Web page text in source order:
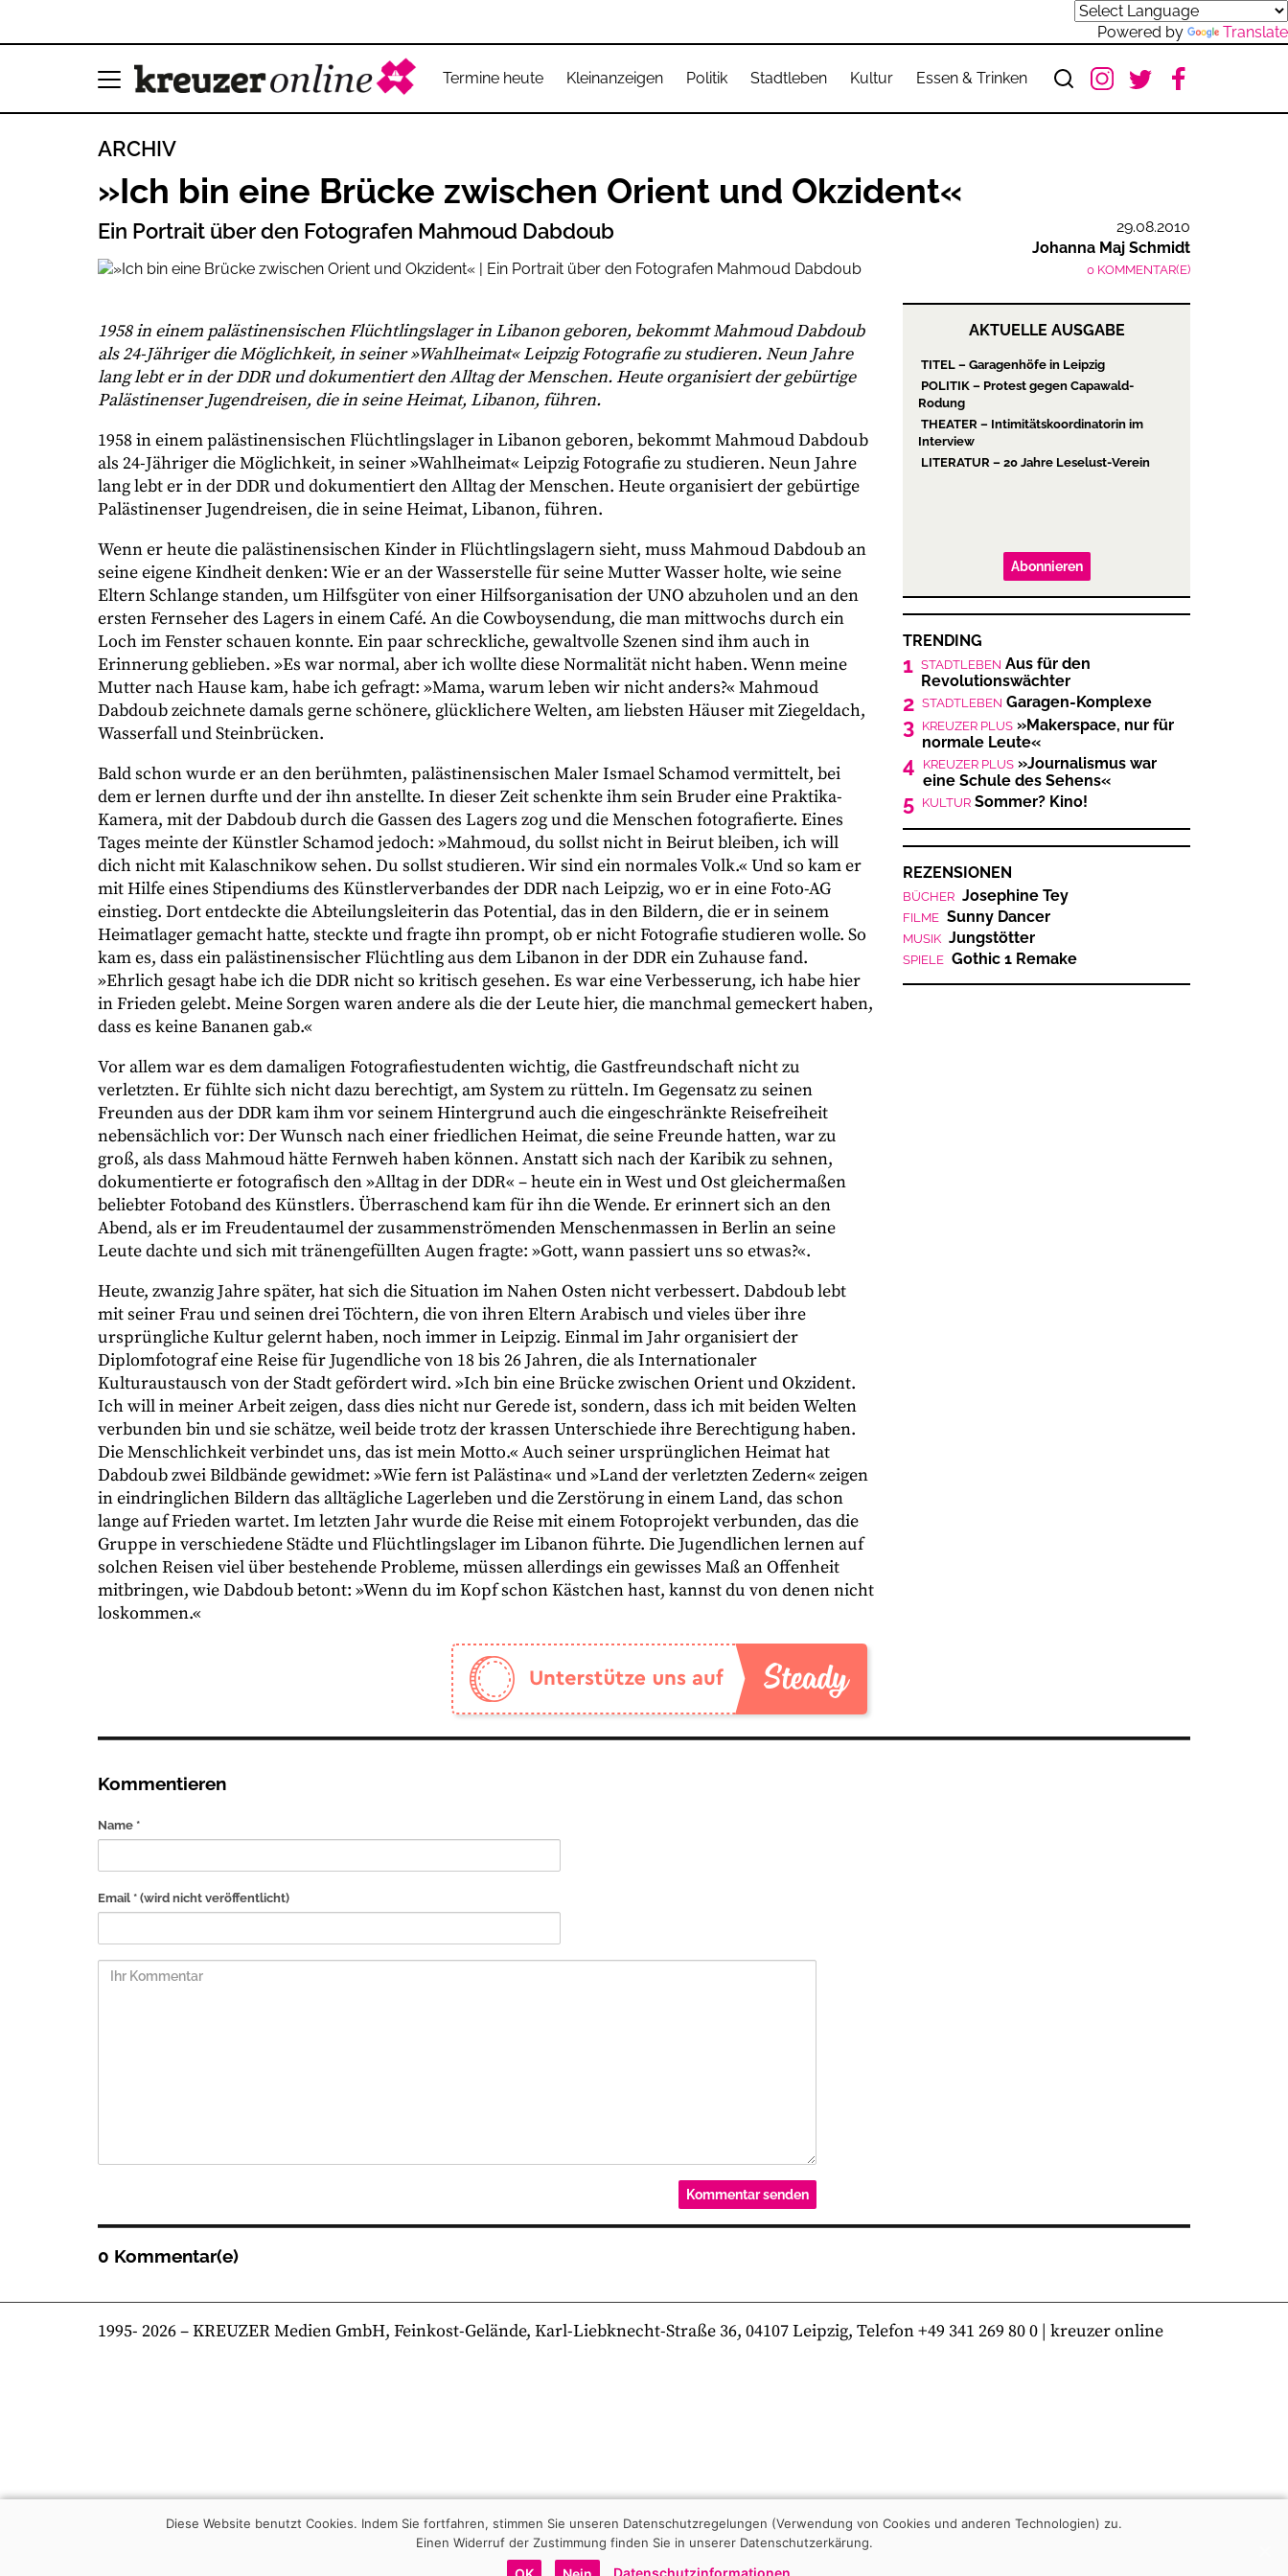
Powered by Translate
Termine heute Kleinanzeigen Politik Stadtleben Kultur Essen & Trinken
ARCHIV
»Ich bin eine Brücke zwischen Orient und Okzident«
Ein Portrait über den Fotografen Mahmoud Dabdoub
29.08.2010
Johanna Maj Schmidt
0 KOMMENTAR(E)
1958 in einem palästinensischen Flüchtlingslager in Libanon geboren, bekommt Mahmoud Dabdoub
als 24-Jähriger die Möglichkeit, in seiner »Wahlheimat« Leipzig Fotografie zu studieren. Neun Jahre
lang lebt er in der DDR und dokumentiert den Alltag der Menschen. Heute organisiert der gebürtige
Palästinenser Jugendreisen, die in seine Heimat, Libanon, führen.
1958 in einem palästinensischen Flüchtlingslager in Libanon geboren, bekommt Mahmoud Dabdoub
als 24-Jähriger die Möglichkeit, in seiner »Wahlheimat« Leipzig Fotografie zu studieren. Neun Jahre
lang lebt er in der DDR und dokumentiert den Alltag der Menschen. Heute organisiert der gebürtige
Palästinenser Jugendreisen, die in seine Heimat, Libanon, führen.
Wenn er heute die palästinensischen Kinder in Flüchtlingslagern sieht, muss Mahmoud Dabdoub an
seine eigene Kindheit denken: Wie er an der Wasserstelle für seine Mutter Wasser holte, wie seine
Eltern Schlange standen, um Hilfsgüter von einer Hilfsorganisation der UNO abzuholen und an den
ersten Fernseher des Lagers in einem Café. An die Cowboysendung, die man mittwochs durch ein
Loch im Fenster schauen konnte. Ein paar schreckliche, gewaltvolle Szenen sind ihm auch in
Erinnerung geblieben. »Es war normal, aber ich wollte diese Normalität nicht haben. Wenn meine
Mutter nach Hause kam, habe ich gefragt: »Mama, warum leben wir nicht anders?« Mahmoud
Dabdoub zeichnete damals gerne schönere, glücklichere Welten, am liebsten Häuser mit Ziegeldach,
Wasserfall und Steinbrücken.
Bald schon wurde er an den berühmten, palästinensischen Maler Ismael Schamod vermittelt, bei
dem er lernen durfte und der ihn anstellte. In dieser Zeit schenkte ihm sein Bruder eine Praktika-
Kamera, mit der Dabdoub durch die Gassen des Lagers zog und die Menschen fotografierte. Eines
Tages meinte der Künstler Schamod jedoch: »Mahmoud, du sollst nicht in Beirut bleiben, ich will
dich nicht mit Kalaschnikow sehen. Du sollst studieren. Wir sind ein normales Volk.« Und so kam er
mit Hilfe eines Stipendiums des Künstlerverbandes der DDR nach Leipzig, wo er in eine Foto-AG
einstieg. Dort entdeckte die Abteilungsleiterin das Potential, das in den Bildern, die er in seinem
Heimatlager gemacht hatte, steckte und fragte ihn prompt, ob er nicht Fotografie studieren wolle. So
kam es, dass ein palästinensischer Flüchtling aus dem Libanon in der DDR ein Zuhause fand.
»Ehrlich gesagt habe ich die DDR nicht so kritisch gesehen. Es war eine Verbesserung, ich habe hier
in Frieden gelebt. Meine Sorgen waren andere als die der Leute hier, die manchmal gemeckert haben,
dass es keine Bananen gab.«
Vor allem war es dem damaligen Fotografiestudenten wichtig, die Gastfreundschaft nicht zu
verletzten. Er fühlte sich nicht dazu berechtigt, am System zu rütteln. Im Gegensatz zu seinen
Freunden aus der DDR kam ihm vor seinem Hintergrund auch die eingeschränkte Reisefreiheit
nebensächlich vor: Der Wunsch nach einer friedlichen Heimat, die seine Freunde hatten, war zu
groß, als dass Mahmoud hätte Fernweh haben können. Anstatt sich nach der Karibik zu sehnen,
dokumentierte er fotografisch den »Alltag in der DDR« – heute ein in West und Ost gleichermaßen
beliebter Fotoband des Künstlers. Überraschend kam für ihn die Wende. Er erinnert sich an den
Abend, als er im Freudentaumel der zusammenströmenden Menschenmassen in Berlin an seine
Leute dachte und sich mit tränengefüllten Augen fragte: »Gott, wann passiert uns so etwas?«.
Heute, zwanzig Jahre später, hat sich die Situation im Nahen Osten nicht verbessert. Dabdoub lebt
mit seiner Frau und seinen drei Töchtern, die von ihren Eltern Arabisch und vieles über ihre
ursprüngliche Kultur gelernt haben, noch immer in Leipzig. Einmal im Jahr organisiert der
Diplomfotograf eine Reise für Jugendliche von 18 bis 26 Jahren, die als Internationaler
Kulturaustausch von der Stadt gefördert wird. »Ich bin eine Brücke zwischen Orient und Okzident.
Ich will in meiner Arbeit zeigen, dass dies nicht nur Gerede ist, sondern, dass ich mit beiden Welten
verbunden bin und sie schätze, weil beide trotz der krassen Unterschiede ihre Berechtigung haben.
Die Menschlichkeit verbindet uns, das ist mein Motto.« Auch seiner ursprünglichen Heimat hat
Dabdoub zwei Bildbände gewidmet: »Wie fern ist Palästina« und »Land der verletzten Zedern« zeigen
in eindringlichen Bildern das alltägliche Lagerleben und die Zerstörung in einem Land, das schon
lange auf Frieden wartet. Im letzten Jahr wurde die Reise mit einem Fotoprojekt verbunden, das die
Gruppe in verschiedene Städte und Flüchtlingslager im Libanon führte. Die Jugendlichen lernen auf
solchen Reisen viel über bestehende Probleme, müssen allerdings ein gewisses Maß an Offenheit
mitbringen, wie Dabdoub betont: »Wenn du im Kopf schon Kästchen hast, kannst du von denen nicht
loskommen.«
AKTUELLE AUSGABE
TITEL – Garagenhöfe in Leipzig
POLITIK – Protest gegen Capawald-
Rodung
THEATER – Intimitätskoordinatorin im
Interview
LITERATUR – 20 Jahre Leselust-Verein
Abonnieren
TRENDING
1 STADTLEBEN Aus für den
Revolutionswächter
2 STADTLEBEN Garagen-Komplexe
3 KREUZER PLUS »Makerspace, nur für
normale Leute«
4 KREUZER PLUS »Journalismus war
eine Schule des Sehens«
5 KULTUR Sommer? Kino!
REZENSIONEN
BÜCHER Josephine Tey
FILME Sunny Dancer
MUSIK Jungstötter
SPIELE Gothic 1 Remake
Kommentieren
Name *
Email * (wird nicht veröffentlicht)
0 Kommentar(e)
1995- 2026– KREUZER Medien GmbH, Feinkost-Gelände, Karl-Liebknecht-Straße 36, 04107 Leipzig, Telefon +49 341 269 80 0 | kreuzer online
Diese Website benutzt Cookies. Indem Sie fortfahren, stimmen Sie unseren Datenschutzregelungen (Verwendung von Cookies und anderen Technologien) zu.
Einen Widerruf der Zustimmung finden Sie in unserer Datenschutzerkärung.
Datenschutzinformationen